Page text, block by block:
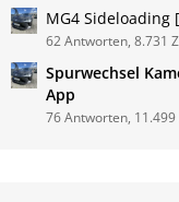
MG4 Sideloading
62 Antworten, 8.731
Spurwechsel
App
76 Antworten,